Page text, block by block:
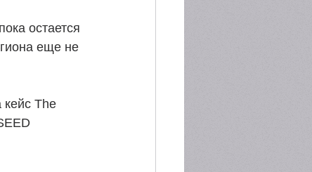
остается
еще не
кейс The